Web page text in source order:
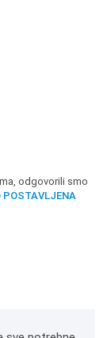
odgovorili smo
POSTAVLJENA